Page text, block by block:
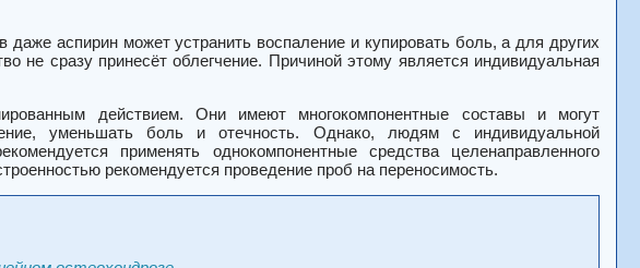
аспирин может устранить воспаление и купировать боль, а для других
не сразу принесёт облегчение. Причиной этому является индивидуальная
действием. Они имеют многокомпонентные составы и могут
уменьшать боль и отечность. Однако, людям с индивидуальной
применять однокомпонентные средства целенаправленного
рекомендуется проведение проб на переносимость.